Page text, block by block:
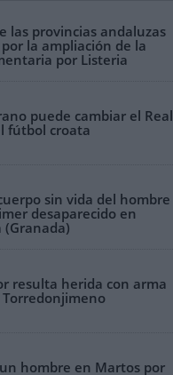
las provincias andaluzas
la ampliación de la
por Listeria
puede cambiar el Real
fútbol croata
sin vida del hombre
desaparecido en
resulta herida con arma
hombre en Martos por